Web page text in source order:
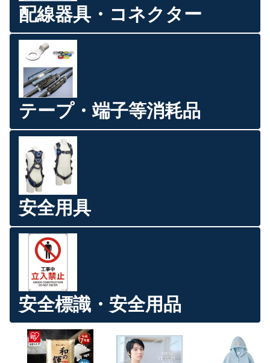
配線器具・コネクター
テープ・端子等消耗品
安全用具
安全標識・安全用品